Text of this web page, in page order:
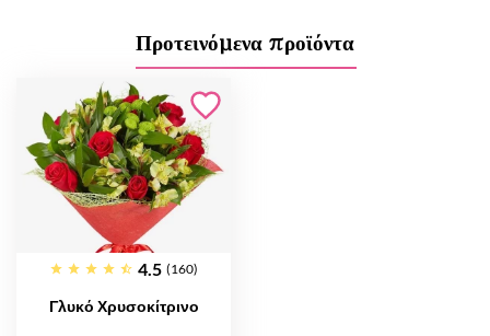
Προτεινόμενα προϊόντα
4.5 (160)
Γλυκό Χρυσοκίτρινο